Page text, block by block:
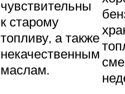
чувствительны
к старому
топливу, а также
некачественным
маслам.